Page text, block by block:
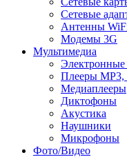
Сетевые
Антенны
Модемы 3G
Мультимедиа
Электронные
Плееры MP3,
Медиаплееры
Диктофоны
Акустика
Наушники
Микрофоны
Фото/Видео